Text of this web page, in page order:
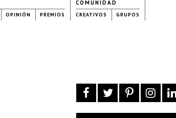
OPINIÓN PREMIOS
COMUNIDAD
CREATIVOS GRUPOS